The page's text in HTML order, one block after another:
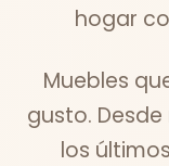
hogar
Muebles
gusto.
los